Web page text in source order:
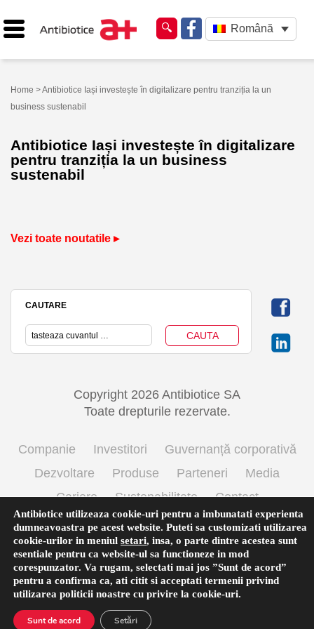
Română
Home > Antibiotice Iași investește în digitalizare pentru tranziția la un
business sustenabil
Antibiotice Iași investește în digitalizare
pentru tranziția la un business
sustenabil
Vezi toate noutatile ▸
CAUTARE
Copyright 2026 Antibiotice SA
Toate drepturile rezervate.
Companie Investitori
Guvernanță corporativă
Dezvoltare
Produse Parteneri
Media
Cariere
Sustenabilitate
Contact
Termeni si conditii de utilizare
Politica cookie
Prelucrarea datelor cu caracter personal
Antibiotice utilizeaza cookie-uri pentru a imbunatati experienta
dumneavoastra pe acest website. Puteti sa customizati utilizarea
cookie-urilor in meniul setari, insa, o parte dintre acestea sunt
esentiale pentru ca website-ul sa functioneze in mod
corespunzator. Va rugam, selectati mai jos ”Sunt de acord”
pentru a confirma ca, ati citit si acceptati termenii privind
utilizarea politicii noastre cu privire la cookie-uri.
Sunt de acord Setări
Română